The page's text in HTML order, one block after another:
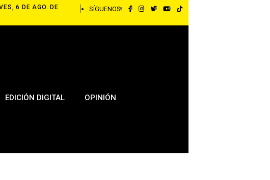
6 DE AGO. DE
SÍGUENOS:
EDICIÓN DIGITAL OPINIÓN